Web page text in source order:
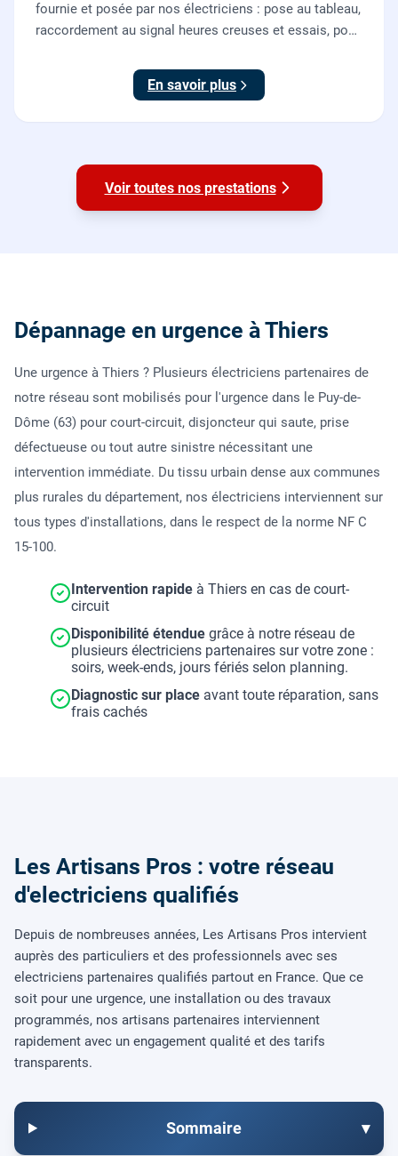
fournie et posée par nos électriciens : pose au tableau,
raccordement au signal heures creuses et essais, pour
En savoir plus
Voir toutes nos prestations
Dépannage en urgence à Thiers
Une urgence à Thiers ? Plusieurs électriciens partenaires de
notre réseau sont mobilisés pour l'urgence dans le Puy-de-
Dôme (63) pour court-circuit, disjoncteur qui saute, prise
défectueuse ou tout autre sinistre nécessitant une
intervention immédiate. Du tissu urbain dense aux communes
plus rurales du département, nos électriciens interviennent sur
tous types d'installations, dans le respect de la norme NF C
15-100.
Intervention rapide à Thiers en cas de court-
circuit
Disponibilité étendue grâce à notre réseau de
plusieurs électriciens partenaires sur votre zone :
soirs, week-ends, jours fériés selon planning.
Diagnostic sur place avant toute réparation, sans
frais cachés
Les Artisans Pros : votre réseau
d'electriciens qualifiés
Depuis de nombreuses années, Les Artisans Pros intervient
auprès des particuliers et des professionnels avec ses
electriciens partenaires qualifiés partout en France. Que ce
soit pour une urgence, une installation ou des travaux
programmés, nos artisans partenaires interviennent
rapidement avec un engagement qualité et des tarifs
transparents.
Sommaire ▾